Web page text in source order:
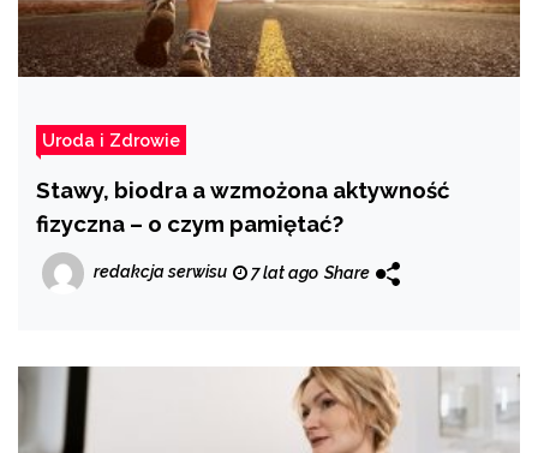
Uroda i Zdrowie
Stawy, biodra a wzmożona aktywność
fizyczna – o czym pamiętać?
redakcja serwisu 7 lat ago Share